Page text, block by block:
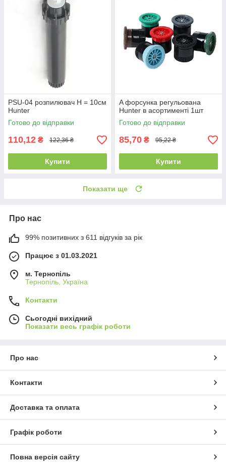
PSU-04 розпилювач Н = 10см
Hunter
Готово до відправки
110,12 ₴ 122,36 ₴
Купити
A форсунка регульована
Hunter в асортименті 1шт
Готово до відправки
85,70 ₴ 95,22 ₴
Купити
Показати ще
Про нас
99% позитивних з 611 відгуків за рік
Працює з 01.03.2021
м. Тернопіль
Тернопіль, Україна
Контакти
Сьогодні вихідний
Показати весь графік роботи
Про нас
Контакти
Доставка та оплата
Графік роботи
Повна версія сайту